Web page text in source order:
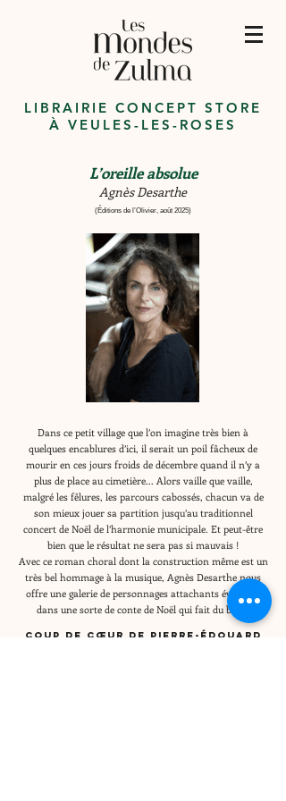
LIBRAIRIE CONCEPT STORE
À VEULES-LES-ROSES
L’oreille absolue
Agnès Desarthe
(Éditions de l’Olivier, août 2025)
Dans ce petit village que l’on imagine très bien à
quelques encablures d’ici, il serait un poil fâcheux de
mourir en ces jours froids de décembre quand il n’y a
plus de place au cimetière... Alors vaille que vaille,
malgré les fêlures, les parcours cabossés, chacun va de
son mieux jouer sa partition jusqu’au traditionnel
concert de Noël de l’harmonie municipale. Et peut-être
bien que le résultat ne sera pas si mauvais !
Avec ce roman choral dont la construction même est un
très bel hommage à la musique, Agnès Desarthe nous
offre une galerie de personnages attachants évoluant
dans une sorte de conte de Noël qui fait du bien !
COUP DE CŒUR DE PIERRE-ÉDOUARD